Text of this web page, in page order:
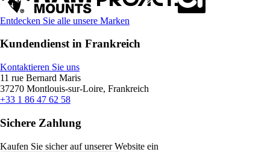
Entdecken Sie alle unsere Marken
Kundendienst in Frankreich
Kontaktieren Sie uns
11 rue Bernard Maris
37270 Montlouis-sur-Loire, Frankreich
+33 1 86 47 62 58
Sichere Zahlung
Kaufen Sie sicher auf unserer Website ein